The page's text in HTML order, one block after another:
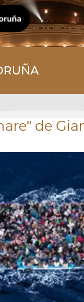
de